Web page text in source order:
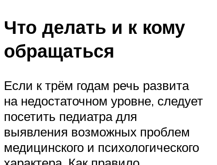
Что делать и к кому
обращаться
Если к трём годам речь развита
на недостаточном уровне, следует
посетить педиатра для
выявления возможных проблем
медицинского и психологического